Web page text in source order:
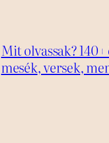
Mit olvassak?
mesék, versek,